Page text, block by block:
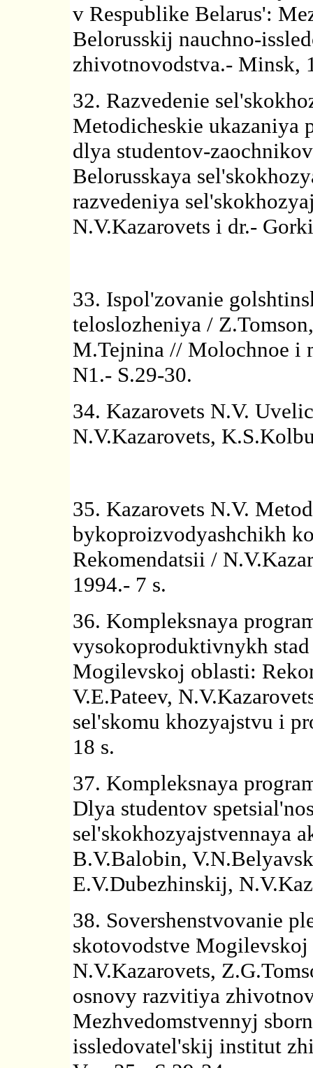
v Respublike Belarus':
Belorusskij nauchno-
zhivotnovodstva.- Minsk,
32. Razvedenie
Metodicheskie ukazaniya
dlya studentov-
Belorusskaya
razvedeniya
N.V.Kazarovets i dr.-
33. Ispol'zovanie
teloslozheniya /
M.Tejnina // Molochnoe i
N1.- S.29-30.
34. Kazarovets N.V.
N.V.Kazarovets,
35. Kazarovets N.V.
bykoproizvodyashchikh
Rekomendatsii /
1994.- 7 s.
36. Kompleksnaya
vysokoproduktivnykh
Mogilevskoj oblasti:
V.E.Pateev,
sel'skomu khozyajstvu i
18 s.
37. Kompleksnaya
Dlya studentov
sel'skokhozyajstvennaya
B.V.Balobin,
E.V.Dubezhinskij,
38. Sovershenstvovanie
skotovodstve
N.V.Kazarovets,
osnovy razvitiya
Mezhvedomstvennyj
issledovatel'skij institut